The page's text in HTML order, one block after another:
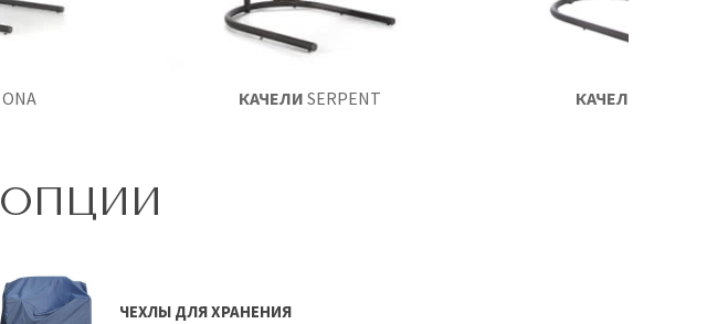
ONA КАЧЕЛИ SERPENT КАЧЕЛИ
ОПЦИИ
ЧЕХЛЫ ДЛЯ ХРАНЕНИЯ